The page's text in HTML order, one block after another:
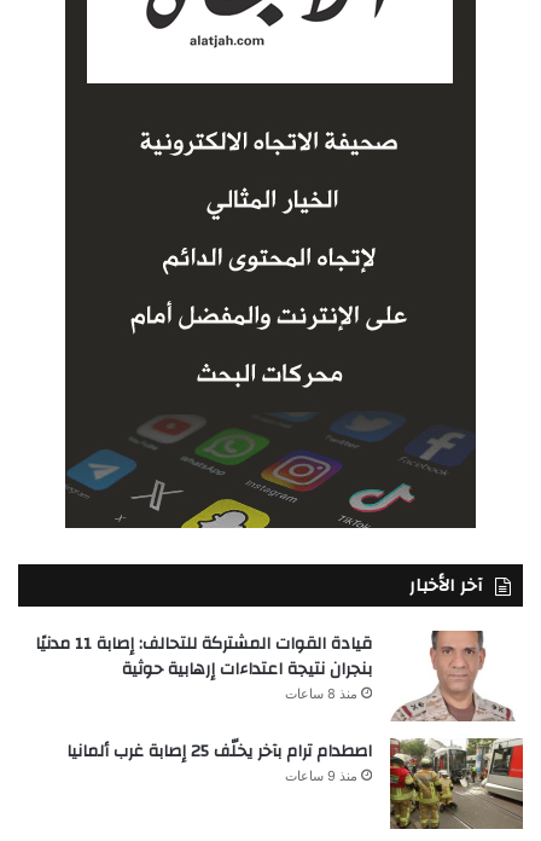
آخر الأخبار
قيادة القوات المشتركة للتحالف: إصابة 11 مدنيًا
بنجران نتيجة اعتداءات إرهابية حوثية
منذ 8 ساعات
اصطدام ترام بآخر يخلّف 25 إصابة غرب ألمانيا
منذ 9 ساعات